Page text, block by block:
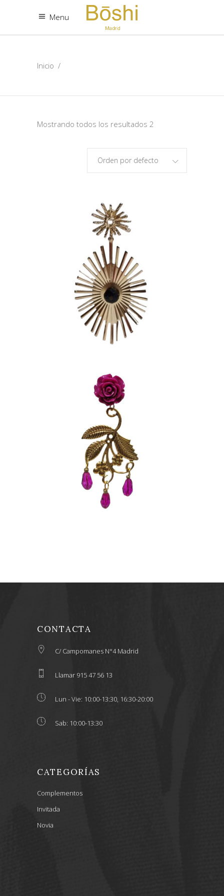
Menu
Inicio /
Mostrando todos los resultados 2
Orden por defecto
PENDIENTES DORADOS
OVALADOS CON RAYOS Y
PIEDRA NEGRA
20,00€
PENDIENTES RAMA
DORADA ROSA Y LÁGRIMAS
FUCSIA
15,00€
CONTACTA
C/ Campomanes N°4 Madrid
Llamar 915 47 56 13
Lun - Vie: 10:00-13:30, 16:30-20:00
Sab: 10:00-13:30
CATEGORÍAS
Complementos
Invitada
Novia